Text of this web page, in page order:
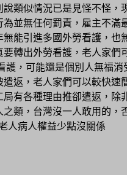
類似情況已是見怪不怪，
為並無任何罰責，雇主不滿
無能引進多國外勞看護，也
要轉出外勞看護 ，老人家們
護，可能還是個別人無福消
遣返，老人家們可以較快速
局有各種理由推卻遣返，除
之類，台灣沒一人敢用的，
人病人權益少點沒關係